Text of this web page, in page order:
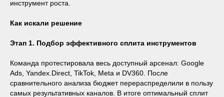
инструмент роста.
Как искали решение
Этап 1. Подбор эффективного сплита инструментов
Команда протестировала весь доступный арсенал: Google
Ads, Yandex.Direct, TikTok, Meta и DV360. После
сравнительного анализа бюджет перераспределили в пользу
самых результативных каналов. В итоге оптимальный сплит